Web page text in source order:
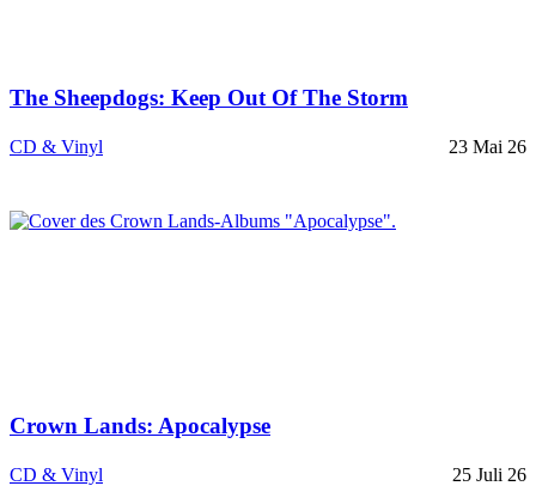
The Sheepdogs: Keep Out Of The Storm
CD & Vinyl 23 Mai 26
Crown Lands: Apocalypse
CD & Vinyl 25 Juli 26